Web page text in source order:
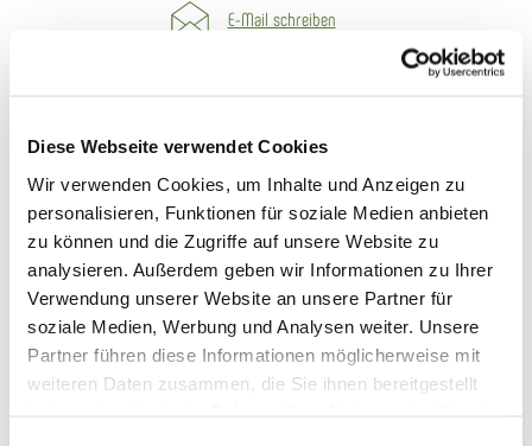
Diese Webseite verwendet Cookies
Wir verwenden Cookies, um Inhalte und Anzeigen zu
personalisieren, Funktionen für soziale Medien anbieten
zu können und die Zugriffe auf unsere Website zu
analysieren. Außerdem geben wir Informationen zu Ihrer
Verwendung unserer Website an unsere Partner für
soziale Medien, Werbung und Analysen weiter. Unsere
Partner führen diese Informationen möglicherweise mit
weiteren Daten zusammen, die Sie ihnen bereitgestellt
E-Mail schreiben
Anreise planen
Öffnungszeiten